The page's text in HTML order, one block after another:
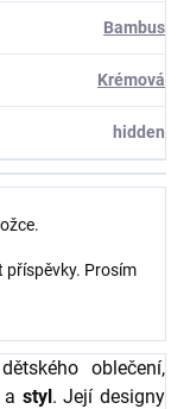
Bambus
Krémová
hidden
příspěvky. Prosím
oblečení,
styl. Její designy